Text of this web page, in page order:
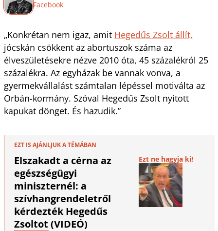
Facebook
„Konkrétan nem igaz, amit Hegedűs Zsolt állít,
jócskán csökkent az abortuszok száma az
élveszületésekre nézve 2010 óta, 45 százalékról 25
százalékra. Az egyházak be vannak vonva, a
gyermekvállalást számtalan lépéssel motiválta az
Orbán-kormány. Szóval Hegedűs Zsolt nyitott
kapukat dönget. És hazudik.”
EZT IS AJÁNLJUK A TÉMÁBAN
Elszakadt a cérna az
egészségügyi
miniszternél: a
szívhangrendeletről
kérdezték Hegedűs
Zsoltot (VIDEÓ)
Ezt ne hagyja ki!